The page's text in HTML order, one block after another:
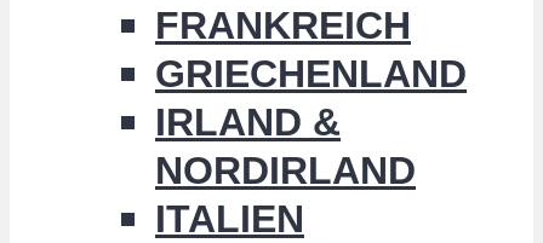
FRANKREICH
GRIECHENLAND
IRLAND &
NORDIRLAND
ITALIEN